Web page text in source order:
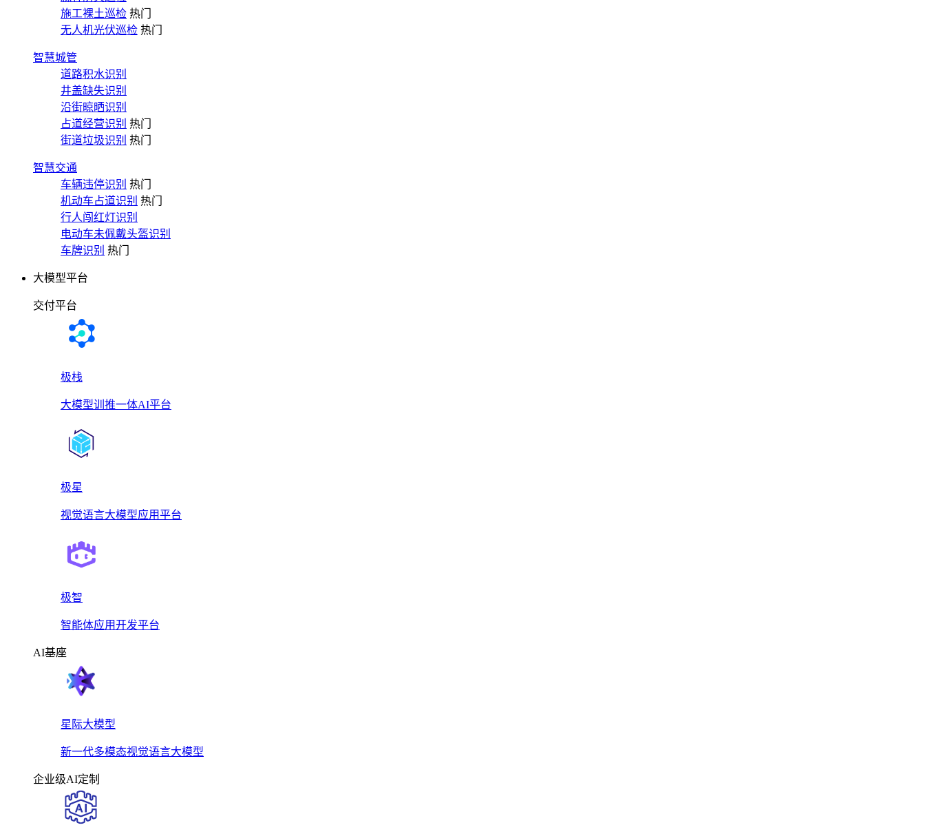
施工裸土巡检 热门
无人机光伏巡检 热门
智慧城管
道路积水识别
井盖缺失识别
沿街晾晒识别
占道经营识别 热门
街道垃圾识别 热门
智慧交通
车辆违停识别 热门
机动车占道识别 热门
行人闯红灯识别
电动车未佩戴头盔识别
车牌识别 热门
大模型平台
交付平台
极栈
大模型训推一体AI平台
极星
视觉语言大模型应用平台
极智
智能体应用开发平台
AI基座
星际大模型
新一代多模态视觉语言大模型
企业级AI定制